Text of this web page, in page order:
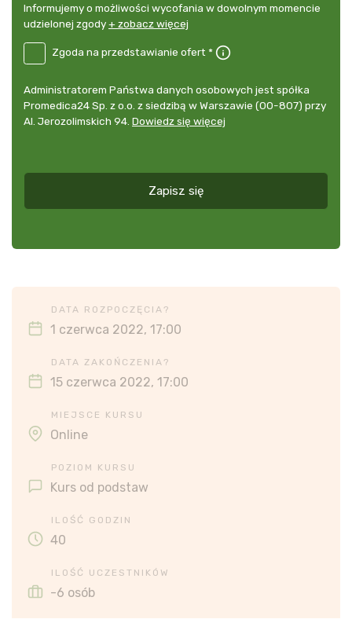
Informujemy
o
wycofania
dowolnym
momencie
udzielonej
Informujemy o możliwości wycofania w dowolnym momencie
udzielonej zgody+ zobacz więcej
DE
przedstawianie
Zgoda na przedstawianie ofert *
Administrator
danych
osobowych
Administratorem Państwa danych osobowych jest spółka
Promedica24 Sp. z o.o. z siedzibą w Warszawie (00-807) przy
Al. Jerozolimskich 94. Dowiedz się więcej
Zapisz się
DATA ROZPOCZĘCIA?
1 czerwca 2022, 17:00
DATA ZAKOŃCZENIA?
15 czerwca 2022, 17:00
MIEJSCE KURSU
Online
POZIOM KURSU
Kurs od podstaw
ILOŚĆ GODZIN
40
ILOŚĆ UCZESTNIKÓW
-6 osób